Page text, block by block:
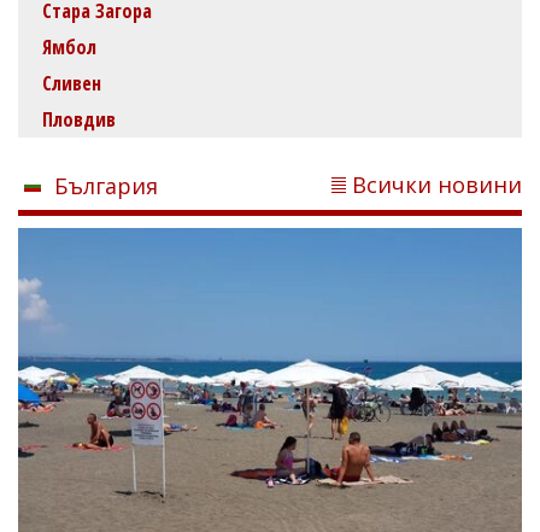
Стара Загора
Ямбол
Сливен
Пловдив
България Всички новини